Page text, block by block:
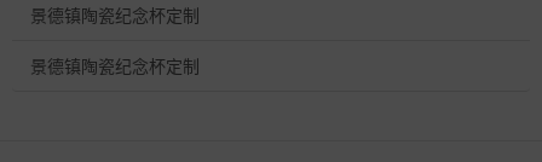
景德镇陶瓷纪念杯定制
景德镇陶瓷纪念杯定制